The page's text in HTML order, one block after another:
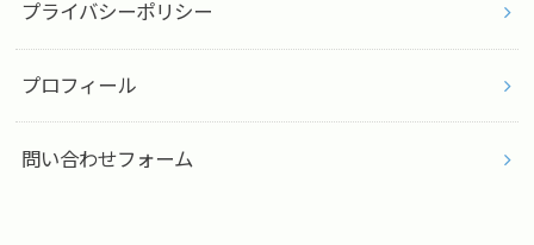
プライバシーポリシー
プロフィール
問い合わせフォーム